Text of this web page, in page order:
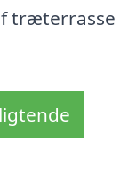
træterrasse